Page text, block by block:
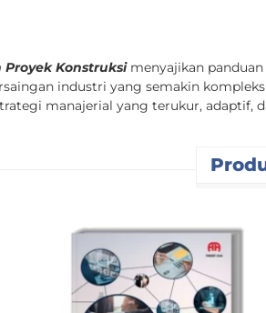
Konstruksimenyajikan panduan
industri yang semakin
manajerial yang terukur, adaptif,